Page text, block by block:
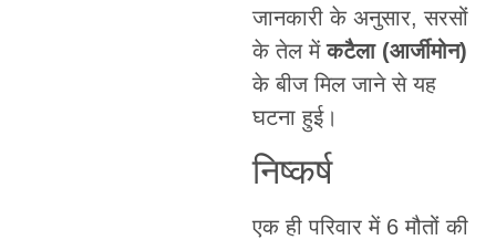
जानकारी के अनुसार, सरसों
के तेल मेंकटैला (आर्जीमोन)
के बीज मिल जाने से यह
घटना हुई।
निष्कर्ष
एक ही परिवार में 6 मौतों की